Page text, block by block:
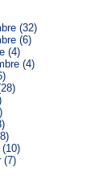
(32)
(6)
(4)
(4)
(7)